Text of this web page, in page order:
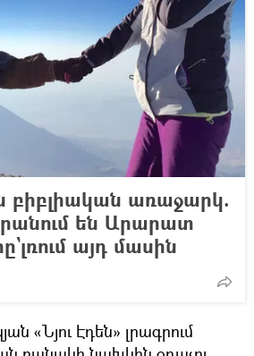
բիբլիական առաջարկ.
են Արարատ
այդ մասին
«Նյու Էդեն» լրագրում